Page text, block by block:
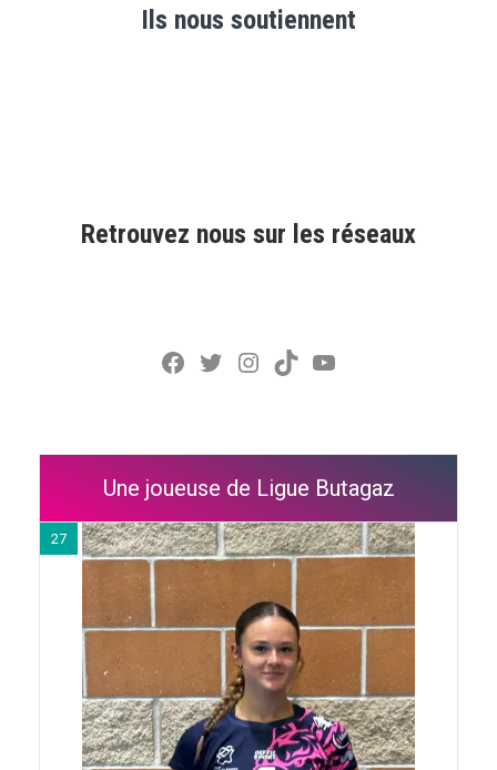
Ils nous soutiennent
Retrouvez nous sur les réseaux
Facebook
Twitter
Instagram
TikTokYouTube
Une joueuse de Ligue Butagaz
27